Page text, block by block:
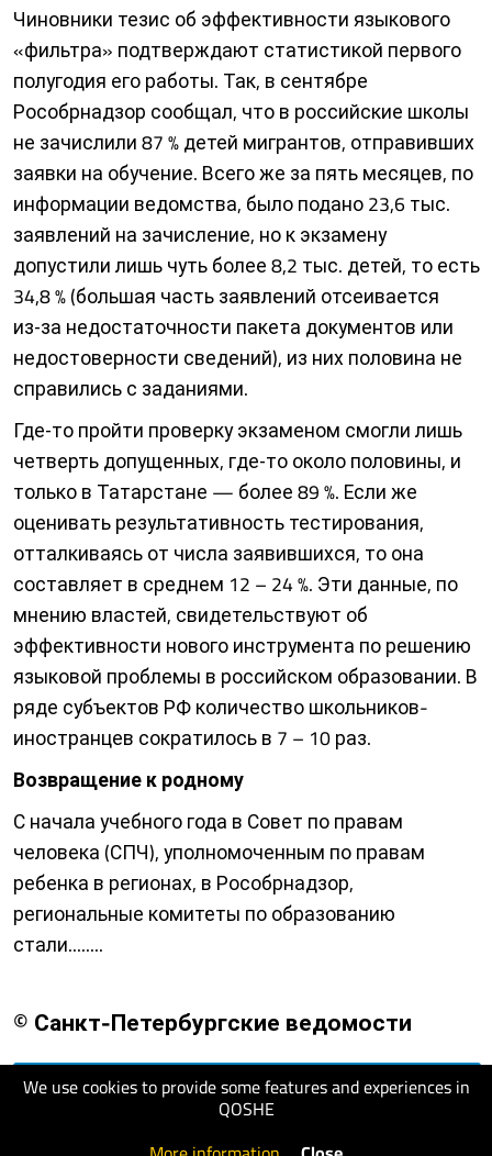
We use cookies to provide some features and experiences in
QOSHE
Чиновники тезис об эффективности языкового
«фильтра» подтверждают статистикой первого
полугодия его работы. Так, в сентябре
Рособрнадзор сообщал, что в российские школы
не зачислили 87 % детей мигрантов, отправивших
заявки на обучение. Всего же за пять месяцев, по
информации ведомства, было подано 23,6 тыс.
заявлений на зачисление, но к экзамену
допустили лишь чуть более 8,2 тыс. детей, то есть
34,8 % (большая часть заявлений отсеивается
из‑за недостаточности пакета документов или
недостоверности сведений), из них половина не
справились с заданиями.
Где‑то пройти проверку экзаменом смогли лишь
четверть допущенных, где‑то около половины, и
только в Татарстане — более 89 %. Если же
оценивать результативность тестирования,
отталкиваясь от числа заявившихся, то она
составляет в среднем 12 – 24 %. Эти данные, по
мнению властей, свидетельствуют об
эффективности нового инструмента по решению
языковой проблемы в российском образовании. В
ряде субъектов РФ количество школьников-
иностранцев сократилось в 7 – 10 раз.
Возвращение к родному
С начала учебного года в Совет по правам
человека (СПЧ), уполномоченным по правам
ребенка в регионах, в Рособрнадзор,
региональные комитеты по образованию
стали........
© Санкт-Петербургские ведомости
visit website